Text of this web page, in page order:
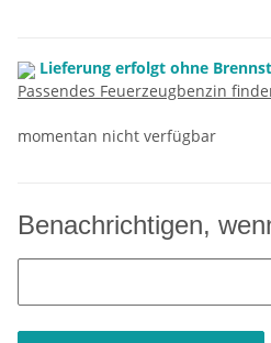
Lieferung erfolgt ohne
Passendes Feuerzeugbenzin
momentan nicht verfügbar
Benachrichtigen,